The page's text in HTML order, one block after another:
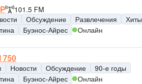
101.5 FM
Обсуждение Развлечения
Хиты
Буэнос-Айрес Онлайн
750
Новости Обсуждение
90-е годы
Буэнос-Айрес Онлайн